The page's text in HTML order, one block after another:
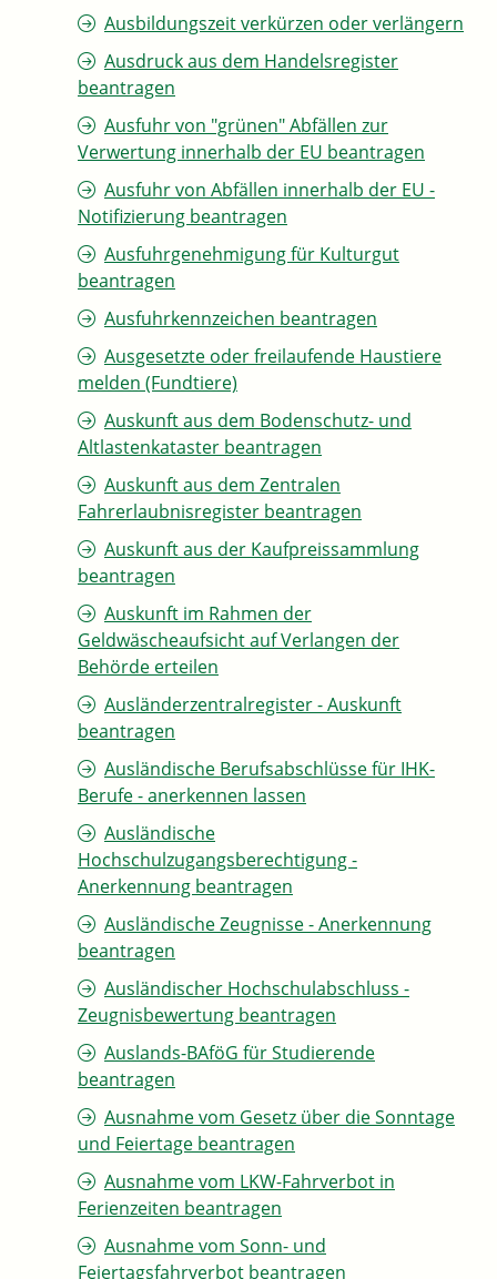
Ausbildungszeit verkürzen oder verlängern
Ausdruck aus dem Handelsregister
beantragen
Ausfuhr von "grünen" Abfällen zur
Verwertung innerhalb der EU beantragen
Ausfuhr von Abfällen innerhalb der EU -
Notifizierung beantragen
Ausfuhrgenehmigung für Kulturgut
beantragen
Ausfuhrkennzeichen beantragen
Ausgesetzte oder freilaufende Haustiere
melden (Fundtiere)
Auskunft aus dem Bodenschutz- und
Altlastenkataster beantragen
Auskunft aus dem Zentralen
Fahrerlaubnisregister beantragen
Auskunft aus der Kaufpreissammlung
beantragen
Auskunft im Rahmen der
Geldwäscheaufsicht auf Verlangen der
Behörde erteilen
Ausländerzentralregister - Auskunft
beantragen
Ausländische Berufsabschlüsse für IHK-
Berufe - anerkennen lassen
Ausländische
Hochschulzugangsberechtigung -
Anerkennung beantragen
Ausländische Zeugnisse - Anerkennung
beantragen
Ausländischer Hochschulabschluss -
Zeugnisbewertung beantragen
Auslands-BAföG für Studierende
beantragen
Ausnahme vom Gesetz über die Sonntage
und Feiertage beantragen
Ausnahme vom LKW-Fahrverbot in
Ferienzeiten beantragen
Ausnahme vom Sonn- und
Feiertagsfahrverbot beantragen